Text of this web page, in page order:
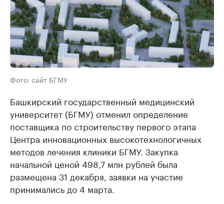
Фото: сайт БГМУ
Башкирский государственный медицинский
университет (БГМУ) отменил определение
поставщика по строительству первого этапа
Центра инновационных высокотехнологичных
методов лечения клиники БГМУ. Закупка
начальной ценой 498,7 млн рублей была
размещена 31 декабря, заявки на участие
принимались до 4 марта.